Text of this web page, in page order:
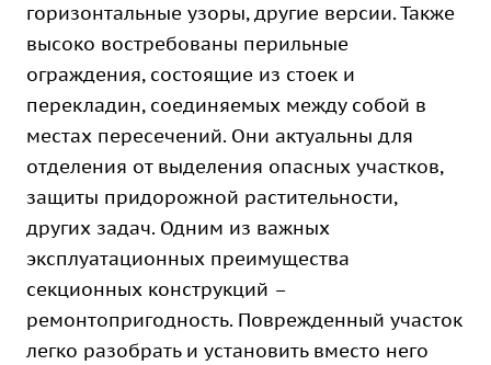
горизонтальные узоры, другие версии. Также
высоко востребованы перильные
ограждения, состоящие из стоек и
перекладин, соединяемых между собой в
местах пересечений. Они актуальны для
отделения от выделения опасных участков,
защиты придорожной растительности,
других задач. Одним из важных
эксплуатационных преимущества
секционных конструкций –
ремонтопригодность. Поврежденный участок
легко разобрать и установить вместо него